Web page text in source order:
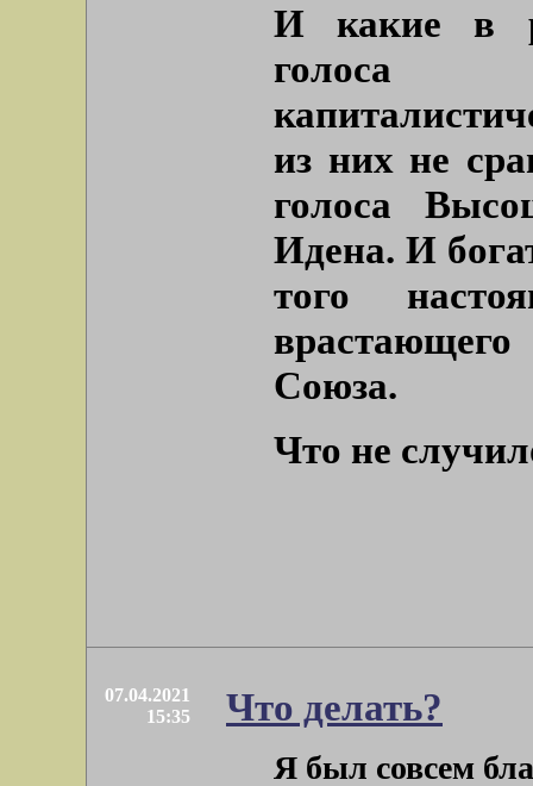
И какие в
голоса
из них не
голоса
Идена. И
того
врастающего
Союза.
Что не
07.04.2021
15:35
Что делать?
Я был совсем